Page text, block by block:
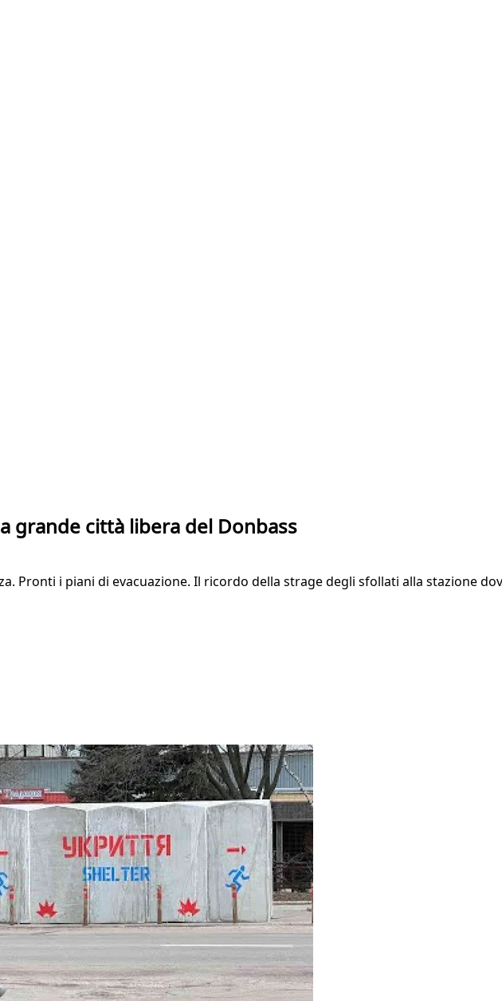
grande città libera del Donbass
Pronti i piani di evacuazione. Il ricordo della strage degli sfollati alla stazione